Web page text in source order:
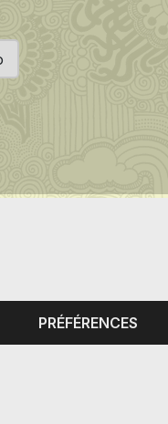
PRÉFÉRENCES